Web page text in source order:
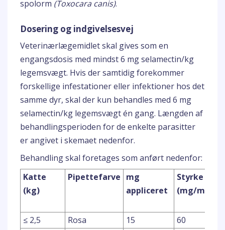
spolorm (Toxocara canis).
Dosering og indgivelsesvej
Veterinærlægemidlet skal gives som en
engangsdosis med mindst 6 mg selamectin/kg
legemsvægt. Hvis der samtidig forekommer
forskellige infestationer eller infektioner hos det
samme dyr, skal der kun behandles med 6 mg
selamectin/kg legemsvægt én gang. Længden af
behandlingsperioden for de enkelte parasitter
er angivet i skemaet nedenfor.
Behandling skal foretages som anført nedenfor:
Katte
(kg)
Pipettefarve mg
appliceret
Styrke
(mg/ml)
≤ 2,5 Rosa 15
60